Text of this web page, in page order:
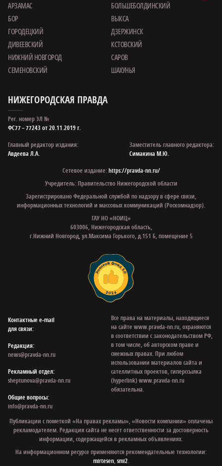
АРЗАМАС
БОЛЬШЕБОЛДИНСКИЙ
БОР
ВЫКСА
ГОРОДЕЦКИЙ
ДЗЕРЖИНСК
ДИВЕЕВСКИЙ
КСТОВСКИЙ
НИЖНИЙ НОВГОРОД
САРОВ
СЕМЕНОВСКИЙ
ШАХУНЬЯ
НИЖЕГОРОДСКАЯ ПРАВДА
Рег. номер ЭЛ №
ФС77 – 77243 от 20.11.2019 г.
Главный редактор издания:
Авдеева Л.А.
Заместитель главного редактора:
Симакина М.Ю.
Сетевое издание:https://pravda-nn.ru/
Учредитель: Правительство Нижегородской области
Зарегистрировано Федеральной службой по надзору в сфере связи,
информационных технологий и массовых коммуникаций (Роскомнадзор).
ГАУ НО «НОИЦ»
603006, Нижегородская область,
г.Нижний Новгород, ул.Максима Горького, д.151 Б, помещение 5
Контактные e‑mail
для связи:
Редакция:
news@pravda-nn.ru
Рекламный отдел:
sheptunova@pravda-nn.ru
Общие вопросы:
info@pravda-nn.ru
Все права на материалы, находящиеся
на сайте www.pravda-nn.ru, охраняются
в соответствии с законодательством РФ,
в том числе, об авторском праве и
смежных правах. При любом
использовании материалов сайта и
сателлитных проектов, гиперссылка
(hyperlink) www.pravda-nn.ru
обязательна.
Публикации с пометкой «На правах рекламы», «Новости компании» оплачены
рекламодателем. Редакция сайта не несет ответственности за достоверность
информации, содержащейся в рекламных объявлениях.
На информационном ресурсе применяются рекомендательные технологии:
mirtesen,smi2.